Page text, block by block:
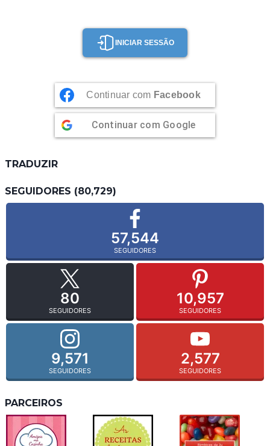
INICIAR SESSÃO
Continuar com Facebook
Continuar com Google
TRADUZIR
SEGUIDORES (80,729)
57,544
SEGUIDORES
80
SEGUIDORES
10,957
SEGUIDORES
9,571
SEGUIDORES
2,577
SEGUIDORES
PARCEIROS